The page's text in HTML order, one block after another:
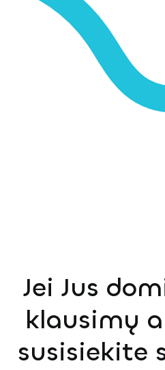
Jei Jus
klausimų
susisiekite